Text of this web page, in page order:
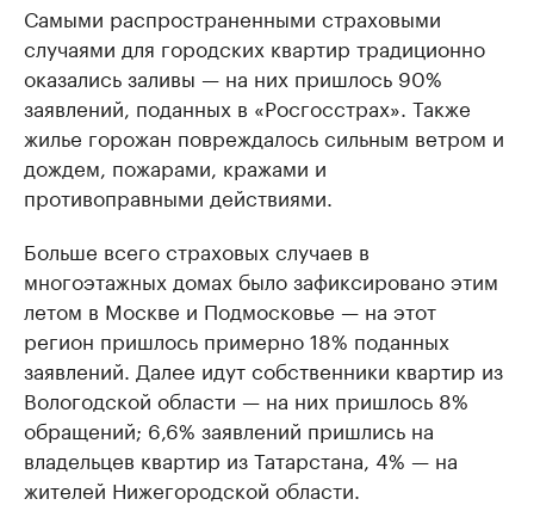
Самыми распространенными страховыми
случаями для городских квартир традиционно
оказались заливы — на них пришлось 90%
заявлений, поданных в «Росгосстрах». Также
жилье горожан повреждалось сильным ветром и
дождем, пожарами, кражами и
противоправными действиями.
Больше всего страховых случаев в
многоэтажных домах было зафиксировано этим
летом в Москве и Подмосковье — на этот
регион пришлось примерно 18% поданных
заявлений. Далее идут собственники квартир из
Вологодской области — на них пришлось 8%
обращений; 6,6% заявлений пришлись на
владельцев квартир из Татарстана, 4% — на
жителей Нижегородской области.